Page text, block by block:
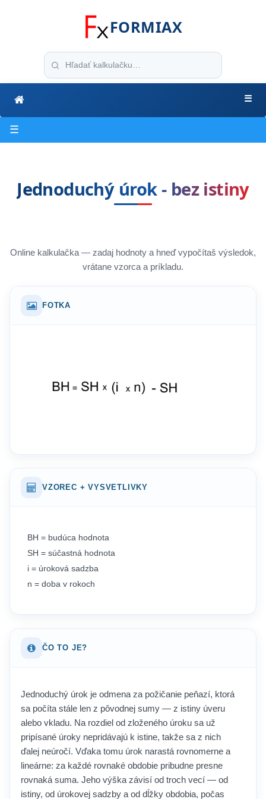
FORMIAX
☰
☰
Jednoduchý úrok - bez istiny
Online kalkulačka — zadaj hodnoty a hneď vypočítaš výsledok,
vrátane vzorca a príkladu.
FOTKA
VZOREC + VYSVETLIVKY
BH = budúca hodnota
SH = súčastná hodnota
i = úroková sadzba
n = doba v rokoch
ČO TO JE?
Jednoduchý úrok je odmena za požičanie peňazí, ktorá
sa počíta stále len z pôvodnej sumy — z istiny úveru
alebo vkladu. Na rozdiel od zloženého úroku sa už
pripísané úroky nepridávajú k istine, takže sa z nich
ďalej neúročí. Vďaka tomu úrok narastá rovnomerne a
lineárne: za každé rovnaké obdobie pribudne presne
rovnaká suma. Jeho výška závisí od troch vecí — od
istiny, od úrokovej sadzby a od dĺžky obdobia, počas